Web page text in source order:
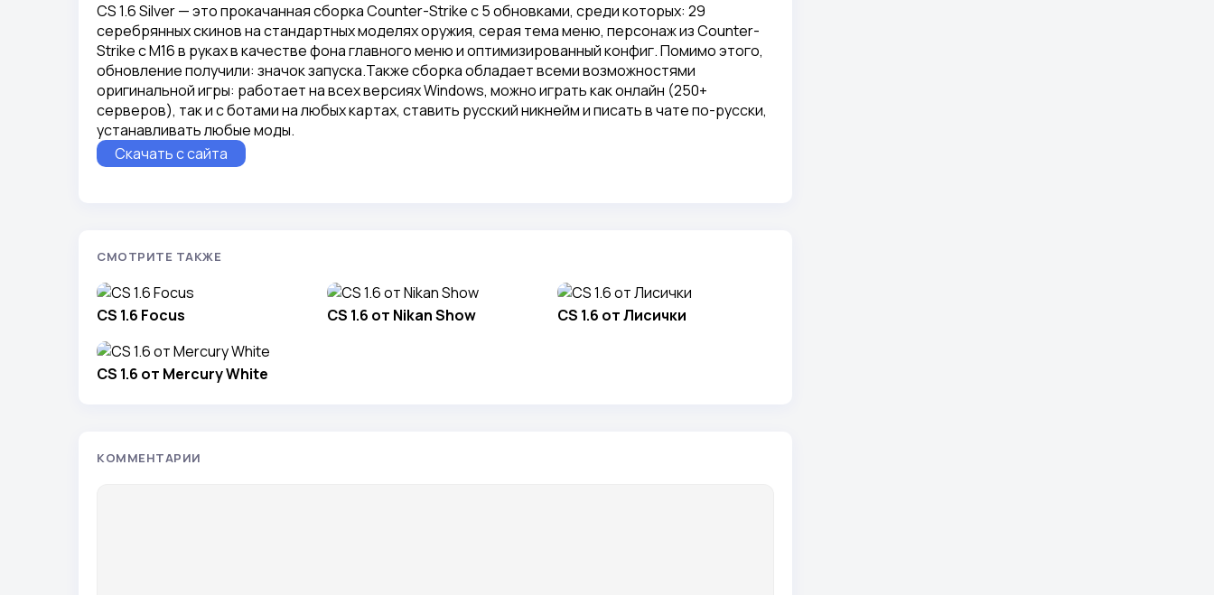
CS 1.6 Silver — это прокачанная сборка Counter-Strike с 5 обновками, среди которых: 29
серебрянных скинов на стандартных моделях оружия, серая тема меню, персонаж из Counter-
Strike с М16 в руках в качестве фона главного меню и оптимизированный конфиг. Помимо этого,
обновление получили: значок запуска.Также сборка обладает всеми возможностями
оригинальной игры: работает на всех версиях Windows, можно играть как онлайн (250+
серверов), так и с ботами на любых картах, ставить русский никнейм и писать в чате по-русски,
устанавливать любые моды.
Скачать с сайта
СМОТРИТЕ ТАКЖЕ
CS 1.6 Focus CS 1.6 от Nikan Show CS 1.6 от Лисички
CS 1.6 от Mercury White
КОММЕНТАРИИ